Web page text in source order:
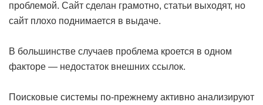
проблемой. Сайт сделан грамотно, статьи выходят, но
сайт плохо поднимается в выдаче.
В большинстве случаев проблема кроется в одном
факторе — недостаток внешних ссылок.
Поисковые системы по-прежнему активно анализируют